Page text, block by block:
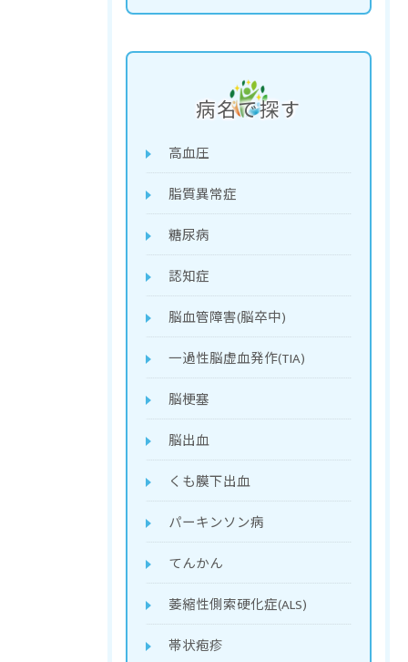
病名で探す
高血圧
脂質異常症
糖尿病
認知症
脳血管障害(脳卒中)
一過性脳虚血発作(TIA)
脳梗塞
脳出血
くも膜下出血
パーキンソン病
てんかん
萎縮性側索硬化症(ALS)
帯状疱疹